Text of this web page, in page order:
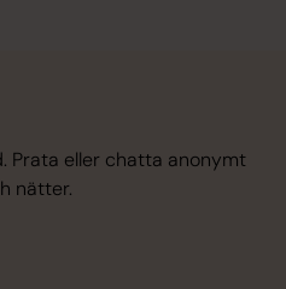
Prata eller chatta anonymt
nätter.